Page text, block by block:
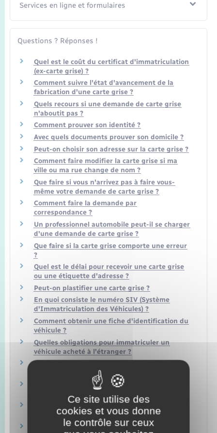
Services en ligne et formulaires
Questions ? Réponses !
Quel est le coût du certificat d'immatriculation
(ex-carte grise) ?
Comment suivre l'état d'avancement de la
fabrication d'une carte grise ?
Quels recours si une demande de carte grise
n'aboutit pas ?
Comment prouver son identité ?
Avec quels documents prouver son domicile ?
Peut-on choisir son adresse sur la carte grise ?
Comment faire modifier la carte grise si ma
ville ou ma rue change de nom ?
Que faire si vous n'arrivez pas à faire vous-
même votre demande de carte grise ?
Comment faire la demande par
correspondance ?
Un professionnel automobile peut-il se charger
d'une demande de carte grise ?
Que faire si la carte grise comporte une erreur
?
Quel est le délai pour recevoir une carte grise
ou une étiquette d'adresse ?
Peut-on plastifier une carte grise ?
En quoi consiste le numéro SIV (Système
d'Immatriculation des Véhicules) ?
Comment obtenir une fiche d'identification du
véhicule ?
Quelles obligations pour immatriculer un
véhicule acheté à l'étranger ?
Achat d'un véhicule à l'étranger : comment
obtenir un quitus fiscal ?
Un étranger qui s'installe en France doit-il y
faire immatriculer son véhicule ?
Peut-on circuler à l'étranger avec une carte
grise barrée ?
Quelles formalités doit faire un expatrié qui
Ce site utilise des
cookies et vous donne
le contrôle sur ceux